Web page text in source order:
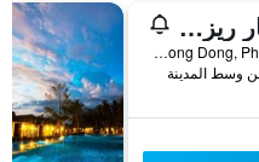
سي ستار ريزورت فو كواك
98/2 Tran Hung Dao Str, Duong Dong, Phu Quoc, فيتنام